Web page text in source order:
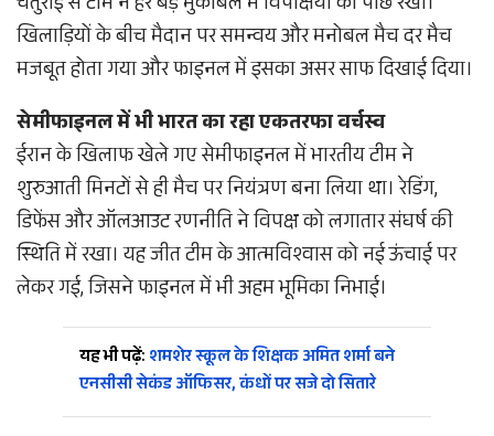
खिलाड़ियों के बीच मैदान पर समन्वय और मनोबल मैच दर मैच
मजबूत होता गया और फाइनल में इसका असर साफ दिखाई दिया।
सेमीफाइनल में भी भारत का रहा एकतरफा वर्चस्व
ईरान के खिलाफ खेले गए सेमीफाइनल में भारतीय टीम ने
शुरुआती मिनटों से ही मैच पर नियंत्रण बना लिया था। रेडिंग,
डिफेंस और ऑलआउट रणनीति ने विपक्ष को लगातार संघर्ष की
स्थिति में रखा। यह जीत टीम के आत्मविश्वास को नई ऊंचाई पर
लेकर गई, जिसने फाइनल में भी अहम भूमिका निभाई।
यह भी पढ़ें: शमशेर स्कूल के शिक्षक अमित शर्मा बने
एनसीसी सेकंड ऑफिसर, कंधों पर सजे दो सितारे